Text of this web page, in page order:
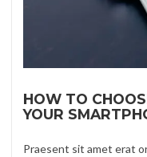
HOW TO
YOUR
Praesent sit amet erat